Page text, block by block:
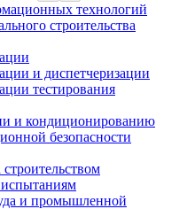
технологий
строительства
и диспетчеризации
тестирования
и кондиционированию
безопасности
и промышленной